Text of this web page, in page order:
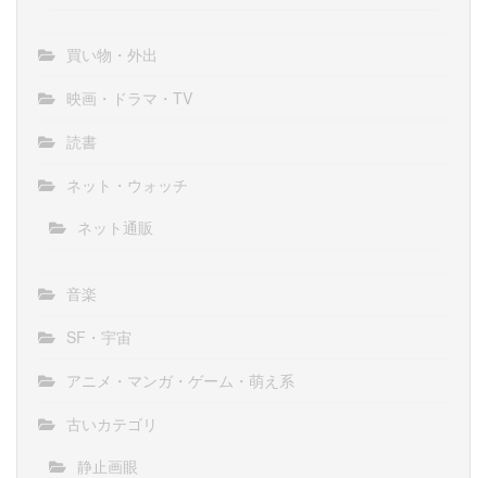
買い物・外出
映画・ドラマ・TV
読書
ネット・ウォッチ
ネット通販
音楽
SF・宇宙
アニメ・マンガ・ゲーム・萌え系
古いカテゴリ
静止画眼